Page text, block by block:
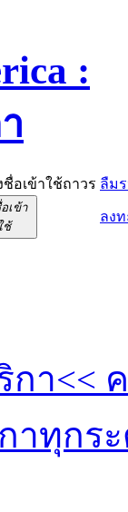
ชื่อเข้าใช้ถาวร ลืม
เข้า
ช้
ลง
กา<<
าทุกร